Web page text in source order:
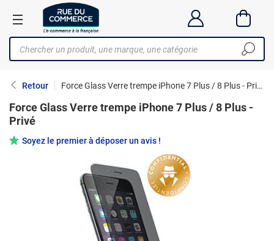
Retour Force Glass Verre trempe iPhone 7 Plus / 8 Plus - Privé
Force Glass Verre trempe iPhone 7 Plus / 8 Plus -
Privé
Soyez le premier à déposer un avis !